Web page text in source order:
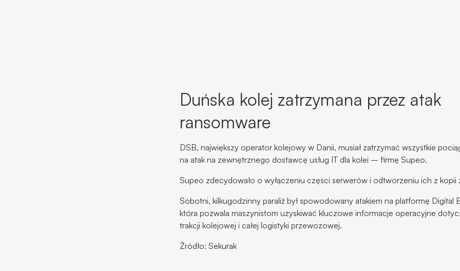
Duńska kolej zatrzymana przez atak
ransomware
DSB, największy operator kolejowy w Danii, musiał zatrzymać wszystkie
na atak na zewnętrznego dostawcę usług IT dla kolei – firmę Supeo.
Supeo zdecydowało o wyłączeniu części serwerów i odtworzeniu ich z kopii
Sobotni, kilkugodzinny paraliż był spowodowany atakiem na platformę Digital
która pozwala maszynistom uzyskiwać kluczowe informacje operacyjne
trakcji kolejowej i całej logistyki przewozowej.
Źródło: Sekurak